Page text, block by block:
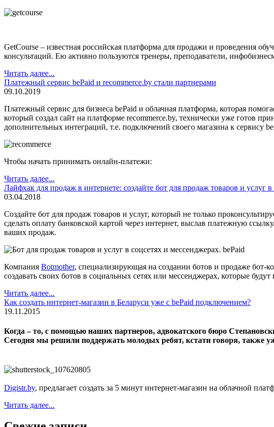
GetCourse – известная российская платформа для продажи и проведения
консультаций. Ею активно пользуются тренеры, преподаватели,
Читать далее...
Платежный сервис bePaid и recommerce.by стали партнерами
09.10.2019
Платежный сервис для бизнеса bePaid и облачная платформа, которая
который создал сайт на платформе recommerce.by, технически уже готов
дополнительных интеграций, т.е. подключений своего магазина к сервису
Чтобы начать принимать онлайн-платежи:
Читать далее...
Лайфхак для продаж в интернете: создайте бот для продаж товаров и услуг
03.04.2018
Создайте бот для продаж товаров и услуг, который не только
сделать оплату банковской картой через интернет, выслав платежную
ваших продаж.
Компания Botmother, специализирующая на создании ботов и продаже бот-
создавать своих ботов в социальных сетях или мессенджерах, которые
Читать далее...
Как создать интернет-магазин в Беларуси уже с bePaid подключением?
19.11.2015
Когда – то, с помощью наших партнеров, адвокатского бюро
Сегодня мы решили поддержать молодых ребят, кстати говоря,
Digistr.by, предлагает создать за 5 минут интернет-магазин на облачной
Читать далее...